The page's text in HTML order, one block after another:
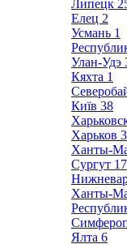
Липецк
Елец 2
Усмань 1
Улан-Удэ
Кяхта 1
Київ 38
Харьков
Ханты-
Сургут 17
Ханты-
Ялта 6